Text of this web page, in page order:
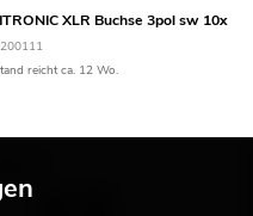
XLR Buchse 3pol sw 10x
reicht ca. 12 Wo.